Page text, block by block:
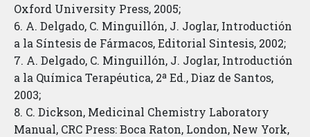
Oxford University Press, 2005;
6. A. Delgado, C. Minguillón, J. Joglar, Introductión
a la Síntesis de Fármacos, Editorial Sintesis, 2002;
7. A. Delgado, C. Minguillón, J. Joglar, Introductión
a la Química Terapéutica, 2ª Ed., Diaz de Santos,
2003;
8. C. Dickson, Medicinal Chemistry Laboratory
Manual, CRC Press: Boca Raton, London, New York,